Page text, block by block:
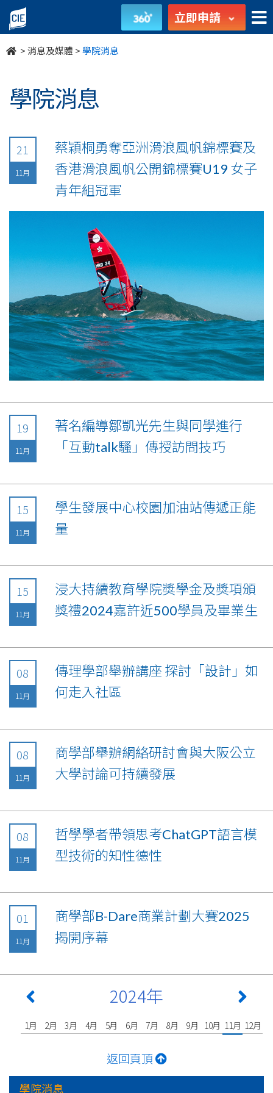
undefined 立即申請
>消息及媒體 >學院消息
學院消息
21
11月
蔡穎桐勇奪亞洲滑浪風帆錦標賽及
香港滑浪風帆公開錦標賽U19 女子
青年組冠軍
19
11月
著名編導鄒凱光先生與同學進行
「互動talk騷」傳授訪問技巧
15
11月
學生發展中心校園加油站傳遞正能
量
15
11月
浸大持續教育學院獎學金及獎項頒
獎禮2024嘉許近500學員及畢業生
08
11月
傳理學部舉辦講座 探討「設計」如
何走入社區
08
11月
商學部舉辦網絡研討會與大阪公立
大學討論可持續發展
08
11月
哲學學者帶領思考ChatGPT語言模
型技術的知性德性
01
11月
商學部B-Dare商業計劃大賽2025
揭開序幕
2024年
1月 2月 3月 4月 5月 6月 7月 8月 9月 10月 11月 12月
返回頁頂
學院消息